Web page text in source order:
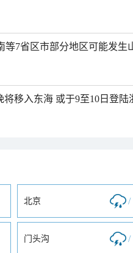
等7省区市部分地区可能发生
将移入东海 或于9至10日登陆
北京 /
门头沟 /